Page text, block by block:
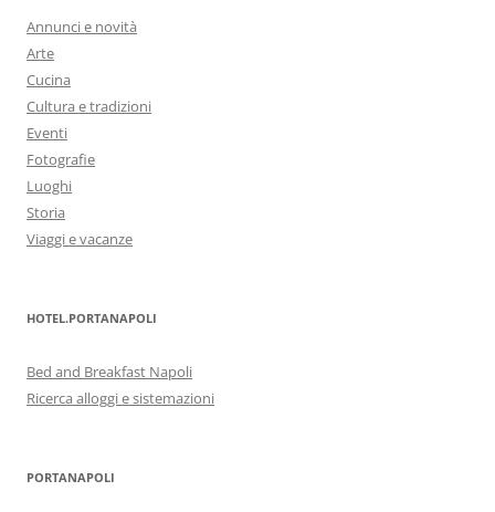
Annunci e novità
Arte
Cucina
Cultura e tradizioni
Eventi
Fotografie
Luoghi
Storia
Viaggi e vacanze
HOTEL.PORTANAPOLI
Bed and Breakfast Napoli
Ricerca alloggi e sistemazioni
PORTANAPOLI